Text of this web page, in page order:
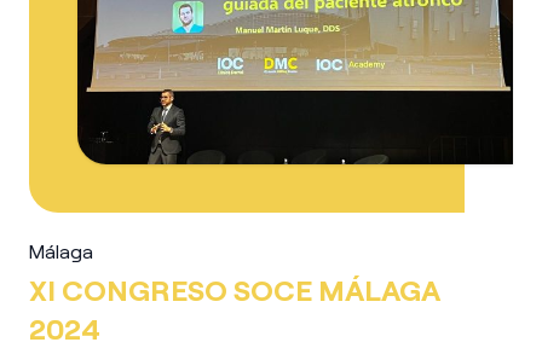
Málaga
XI CONGRESO SOCE MÁLAGA
2024